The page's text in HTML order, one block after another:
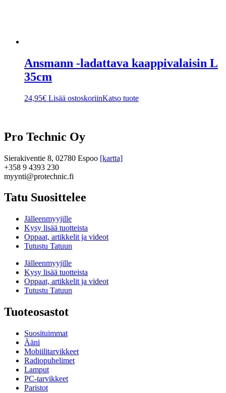
Ansmann -ladattava kaappivalaisin L
35cm
24,95€ Lisää ostoskoriinKatso tuote
Pro Technic Oy
Sierakiventie 8, 02780 Espoo [kartta]
+358 9 4393 230
myynti@protechnic.fi
Tatu Suosittelee
Jälleenmyyjille
Kysy lisää tuotteista
Oppaat, artikkelit ja videot
Tutustu Tatuun
Jälleenmyyjille
Kysy lisää tuotteista
Oppaat, artikkelit ja videot
Tutustu Tatuun
Tuoteosastot
Suosituimmat
Ääni
Mobiilitarvikkeet
Radiopuhelimet
Lamput
PC-tarvikkeet
Paristot